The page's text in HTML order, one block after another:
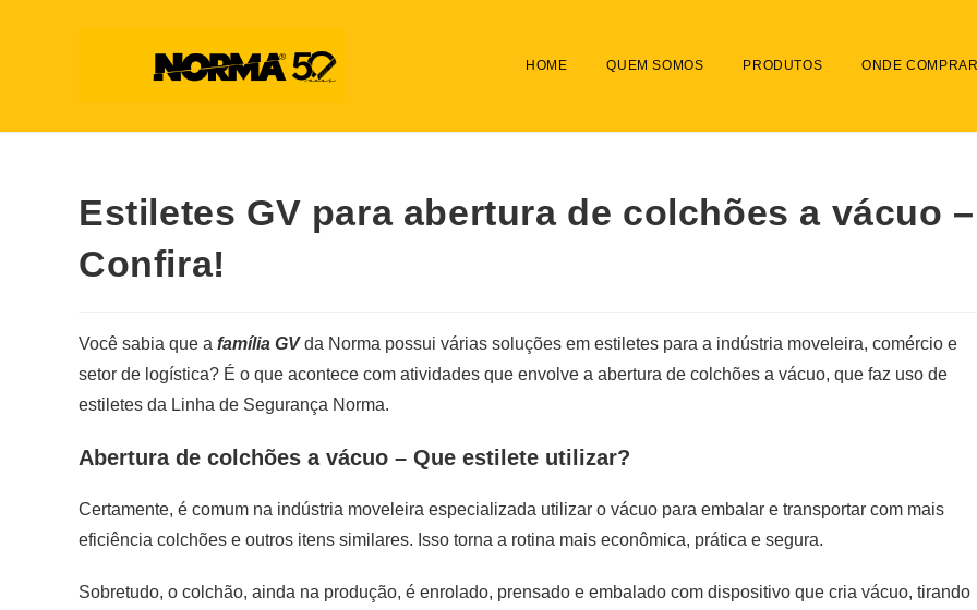
HOME QUEM SOMOS PRODUTOS ONDE
Estiletes GV para abertura de colchões a vácuo –
Confira!
Você sabia que a família GVda Norma possui várias soluções em estiletes para a indústria moveleira, comércio e
setor de logística? É o que acontece com atividades que envolve a abertura de colchões a vácuo, que faz uso de
estiletes da Linha de Segurança Norma.
Abertura de colchões a vácuo – Que estilete utilizar?
Certamente, é comum na indústria moveleira especializada utilizar o vácuo para embalar e transportar com mais
eficiência colchões e outros itens similares. Isso torna a rotina mais econômica, prática e segura.
Sobretudo, o colchão, ainda na produção, é enrolado, prensado e embalado com dispositivo que cria vácuo, tirando